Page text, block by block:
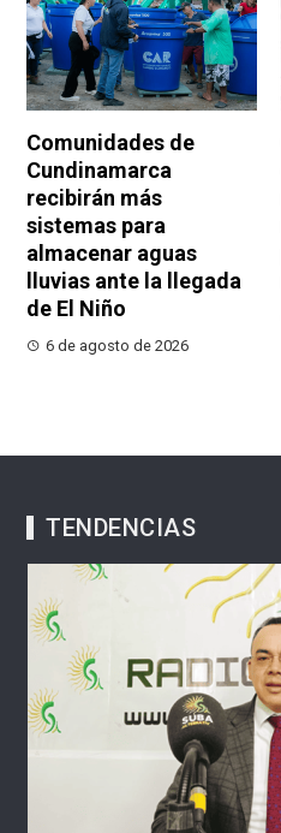
Comunidades de
Cundinamarca
recibirán más
sistemas para
almacenar aguas
lluvias ante la llegada
de El Niño
6 de agosto de 2026
TENDENCIAS